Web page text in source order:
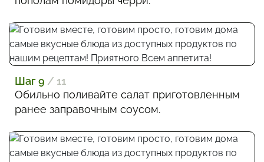
Шаг 9 / 11
Обильно поливайте салат приготовленным
ранее заправочным соусом.